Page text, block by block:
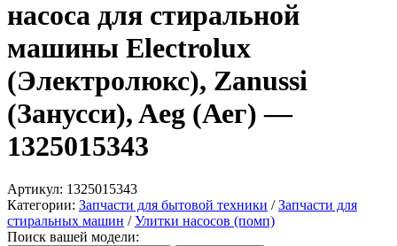
насоса для стиральной
машины Electrolux
(Электролюкс), Zanussi
(Занусси), Aeg (Аег) —
1325015343
Артикул: 1325015343
Категории: Запчасти для бытовой техники /Запчасти для
стиральных машин /Улитки насосов (помп)
Поиск вашей модели: